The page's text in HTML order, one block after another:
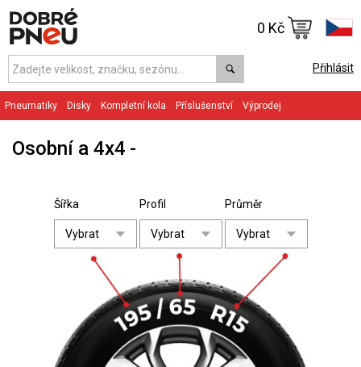
Přihlásit
0 Kč
Pneumatiky Disky Kompletní kola Příslušenství Výprodej
Osobní a 4x4
Šířka Profil Průměr